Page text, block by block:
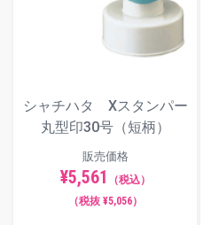
シャチハタ Xスタンパー
丸型印30号（短柄）
販売価格
¥5,561
（税込）
（税抜 ¥5,056）